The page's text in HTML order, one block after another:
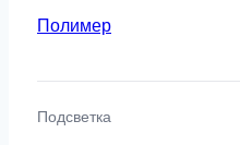
Полимер
Подсветка